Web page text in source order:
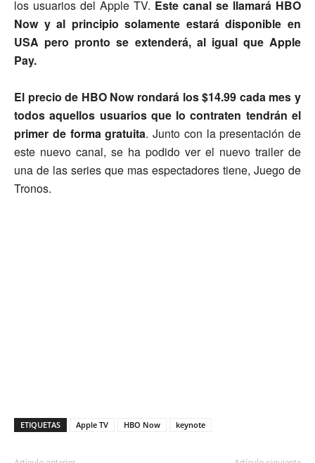
los usuarios del Apple TV. Este canal se llamará HBO
Now y al principio solamente estará disponible en
USA pero pronto se extenderá, al igual que Apple
Pay.
El precio de HBO Now rondará los $14.99 cada mes y
todos aquellos usuarios que lo contraten tendrán el
primer de forma gratuita. Junto con la presentación de
este nuevo canal, se ha podido ver el nuevo trailer de
una de las series que mas espectadores tiene, Juego de
Tronos.
ETIQUETAS Apple TV HBO Now keynote